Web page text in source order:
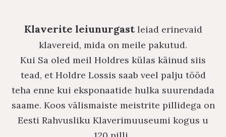
Klaverite leiunurgastleiad erinevaid
klavereid, mida on meile pakutud.
Kui Sa oled meil Holdres külas käinud siis
tead, et Holdre Lossis saab veel palju tööd
teha enne kui eksponaatide hulka suurendada
saame. Koos välismaiste meistrite pillidega on
Eesti Rahvusliku Klaverimuuseumi kogus u